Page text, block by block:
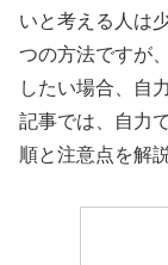
いと考える人は
つの方法ですが
したい場合、自
記事では、自力
順と注意点を解